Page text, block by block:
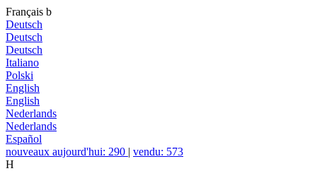
Français b
Deutsch
Deutsch
Deutsch
Italiano
Polski
English
English
Nederlands
Nederlands
Español
nouveaux aujourd'hui: 290 | vendu: 573
H